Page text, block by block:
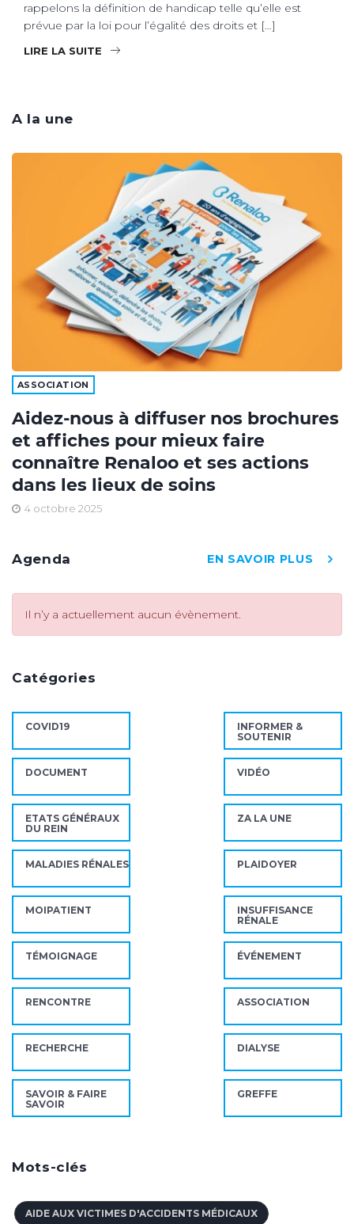
rappelons la définition de handicap telle qu’elle est
prévue par la loi pour l’égalité des droits et […]
LIRE LA SUITE
A la une
ASSOCIATION
Aidez-nous à diffuser nos brochures
et affiches pour mieux faire
connaître Renaloo et ses actions
dans les lieux de soins
4 octobre 2025
Agenda EN SAVOIR PLUS
Il n’y a actuellement aucun évènement.
Catégories
COVID19
INFORMER &
SOUTENIR
DOCUMENT VIDÉO
ETATS GÉNÉRAUX
DU REIN
ZA LA UNE
MALADIES RÉNALES PLAIDOYER
MOIPATIENT
INSUFFISANCE
RÉNALE
TÉMOIGNAGE ÉVÉNEMENT
RENCONTRE ASSOCIATION
RECHERCHE DIALYSE
SAVOIR & FAIRE
SAVOIR
GREFFE
Mots-clés
AIDE AUX VICTIMES D'ACCIDENTS MÉDICAUX